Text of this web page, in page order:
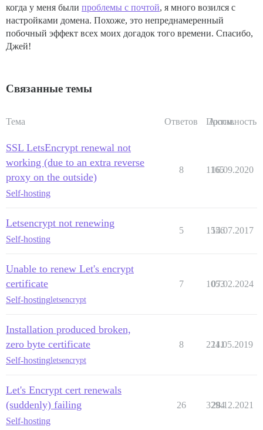
когда у меня были проблемы с почтой, я много возился с
настройками домена. Похоже, это непреднамеренный
побочный эффект всех моих догадок того времени. Спасибо,
Джей!
Связанные темы
Тема Ответов Просм.
Активность
SSL LetsEncrypt renewal not
working (due to an extra reverse
proxy on the outside)
Self-hosting
8 1165
16.09.2020
Letsencrypt not renewing
Self-hosting
5 1556
14.07.2017
Unable to renew Let's encrypt
certificate
Self-hostingletsencrypt
7 1053
07.02.2024
Installation produced broken,
zero byte certificate
Self-hostingletsencrypt
8 2241
11.05.2019
Let's Encrypt cert renewals
(suddenly) failing
Self-hosting
26 3294
28.12.2021